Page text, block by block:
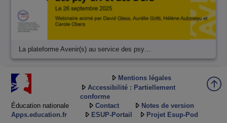
La plateforme Avenir(s) au service des psy…
Éducation nationale
Apps.education.fr
Mentions légales
Accessibilité : Partiellement
conforme
Contact
Notes de version
ESUP-Portail
Projet Esup-Pod